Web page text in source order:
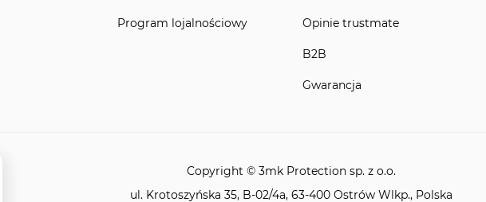
Program lojalnościowy Opinie trustmate
B2B
Gwarancja
Copyright © 3mk Protection sp. z o.o.
ul. Krotoszyńska 35, B-02/4a, 63-400 Ostrów Wlkp., Polska